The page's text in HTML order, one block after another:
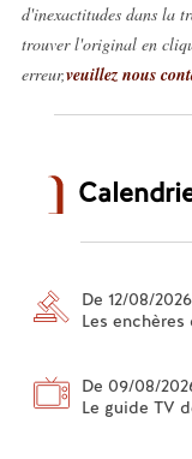
d'inexactitudes dans la
trouver l'original en
erreur,veuillez nous
De 12/08/
Les
De 09/08/
Le guide TV